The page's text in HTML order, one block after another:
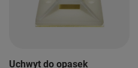
Uchwyt do opasek